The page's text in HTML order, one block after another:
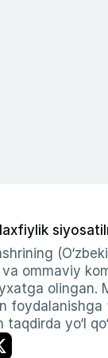
siyosati
ommaviy
olingan.
foydalanishga
yo‘l